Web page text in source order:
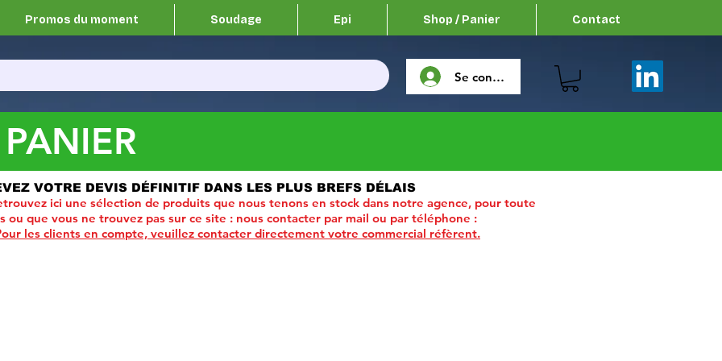
Promos du moment Soudage Epi Shop / Panier Contact
Se connecter
VOTRE DEVIS DÉFINITIF DANS LES PLUS BREFS DÉLAIS
ici une sélection de produits que nous tenons en stock dans notre agence, pour toute
que vous ne trouvez pas sur ce site : nous contacter par mail ou par téléphone :
les clients en compte, veuillez contacter directement votre commercial réfèrent.